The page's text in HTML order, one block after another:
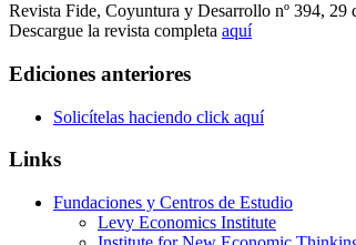
Revista Fide, Coyuntura y Desarrollo nº 394, 29
Descargue la revista completa aquí
Ediciones anteriores
Solicítelas haciendo click aquí
Links
Fundaciones y Centros de Estudio
Levy Economics Institute